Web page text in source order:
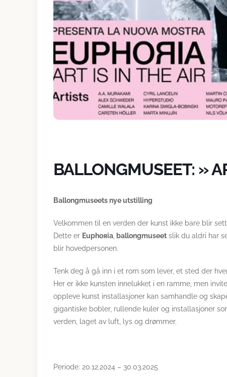
BALLONGMUSEET: »
Ballongmuseets nye utstilling
Velkommen til en verden der kunst ikke bare blir
Dette er Euphoяia ballongmuseet slik du aldri har
blir hovedpersonen.
Tenk deg å gå inn i et rom som lever, et sted der
Her er ikke kunsten innelukket i en ramme, men
oppleve kunst installasjoner kan samhandle og
gigantiske bobler, rullende kuler og installasjoner
verden, laget av luft, lys og drømmer.
Periode: 20.12.2024 – 30.03.2025